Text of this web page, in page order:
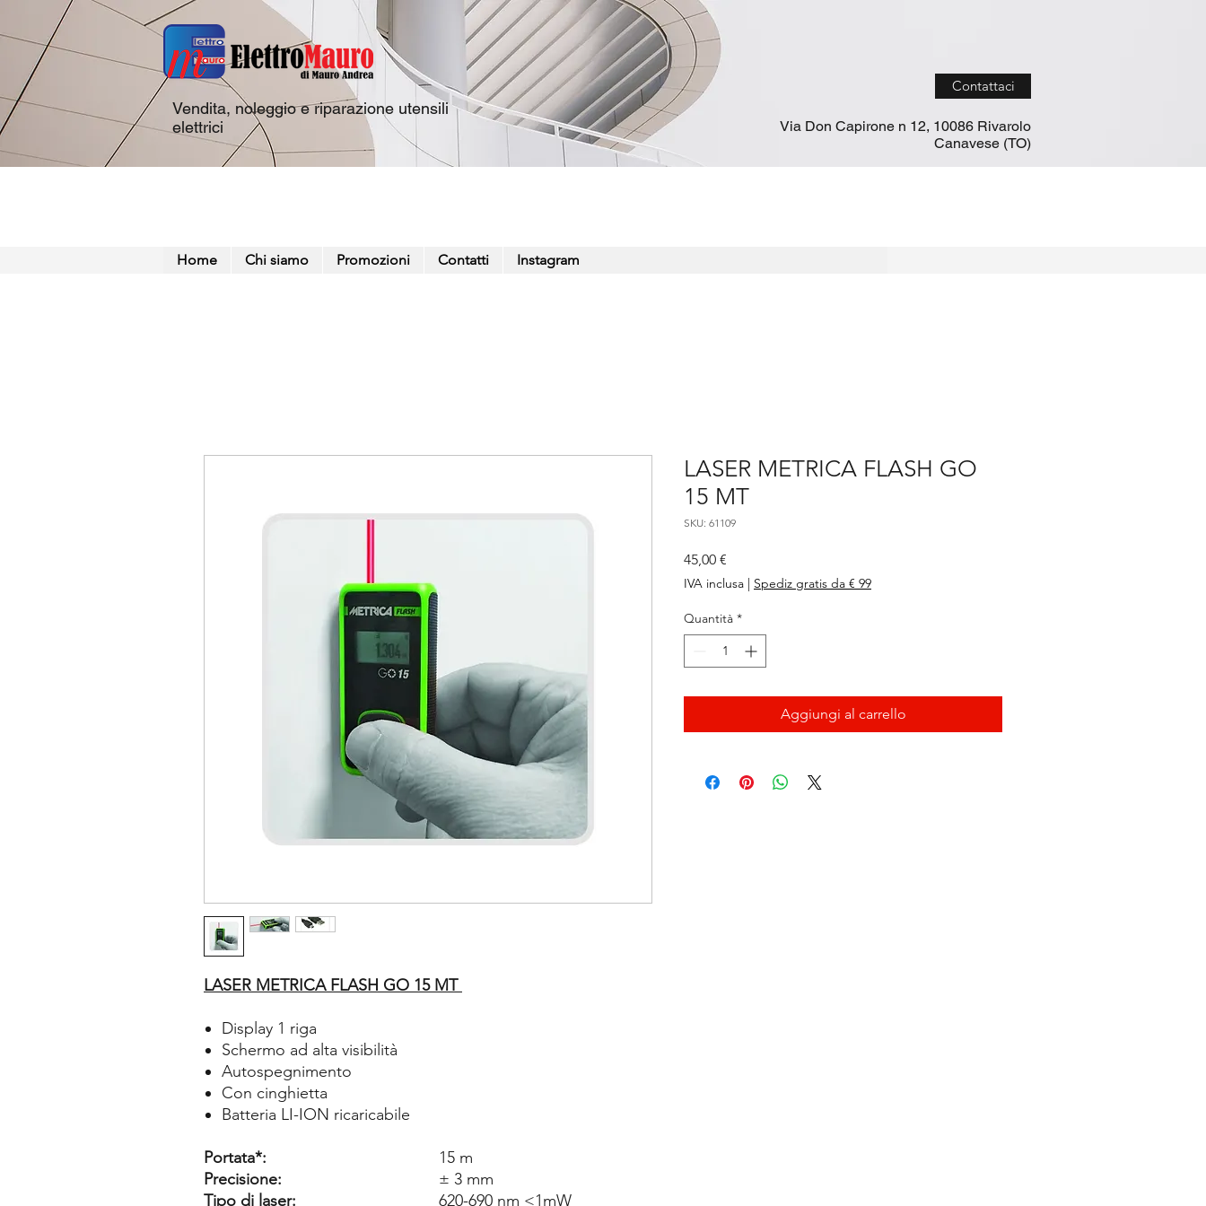
Vendita, noleggio e riparazione utensili
elettrici
Contattaci
Via Don Capirone n 12, 10086 Rivarolo
Canavese (TO)
Home Chi siamo Promozioni Contatti Instagram
LASER METRICA FLASH GO 15 MT
Display 1 riga
Schermo ad alta visibilità
Autospegnimento
Con cinghietta
Batteria LI-ION ricaricabile
Portata*:
15 m
Precisione:
± 3 mm
Tipo di laser:
620-690 nm <1mW
LASER METRICA FLASH GO
15 MT
SKU: 61109
45,00 €
IVA inclusa | Spediz gratis da € 99
Quantità *
Aggiungi al carrello